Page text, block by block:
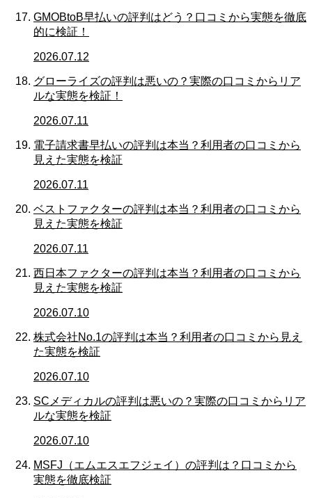
GMOBtoB早払いの評判はどう？口コミから実態を徹底
的に検証！
2026.07.12
グローライズの評判は悪いの？実際の口コミからリア
ルな実態を検証！
2026.07.11
電子請求書早払いの評判は本当？利用者の口コミから
見えた実態を検証
2026.07.11
ベストファクターの評判は本当？利用者の口コミから
見えた実態を検証
2026.07.11
西日本ファクターの評判は本当？利用者の口コミから
見えた実態を検証
2026.07.10
株式会社No.1の評判は本当？利用者の口コミから見え
た実態を検証
2026.07.10
SCメディカルの評判は悪いの？実際の口コミからリア
ルな実態を検証
2026.07.10
MSFJ（エムエスエフジェイ）の評判は？口コミから
実態を徹底検証